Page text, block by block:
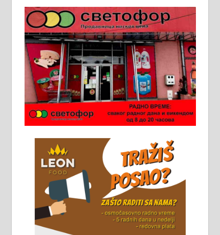
молерских радова. 061/25-28-058
Ало таксију потребан возач са Б
категоријом. 064/02-85-511
Потребна два радника за рад на
стоваришту „Липа промет” у
Алексинцу. За више
информација доћи лично на
стовариште у улици Максима
Горког 26 сваког радног дана од
8 до 15 часова. 063/465-045
Чистим све врсте димњака.
061/32-13-445